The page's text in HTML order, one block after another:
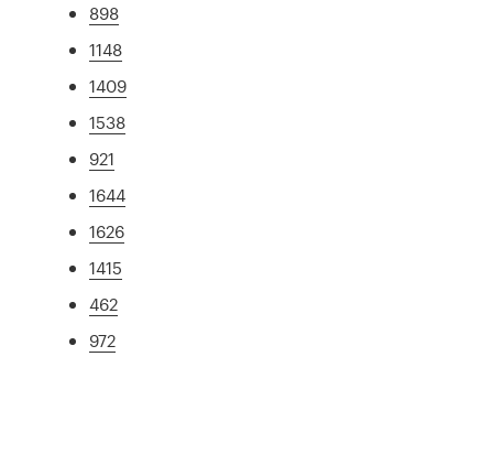
898
1148
1409
1538
921
1644
1626
1415
462
972